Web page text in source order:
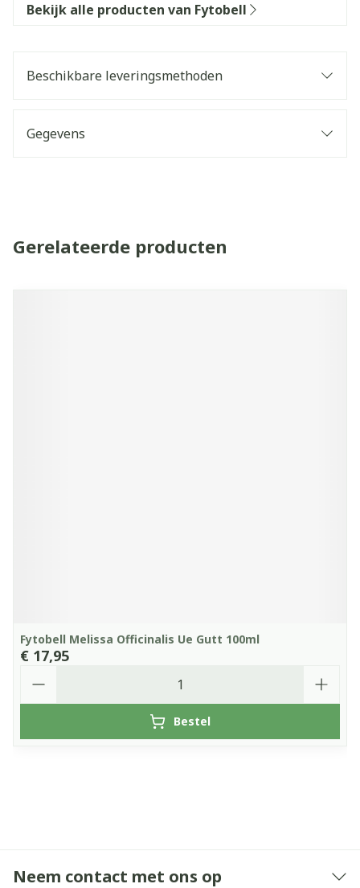
Bekijk alle producten van Fytobell
Beschikbare leveringsmethoden
Gegevens
Gerelateerde producten
Fytobell Melissa Officinalis Ue Gutt 100ml
€ 17,95
Bestel
Neem contact met ons op